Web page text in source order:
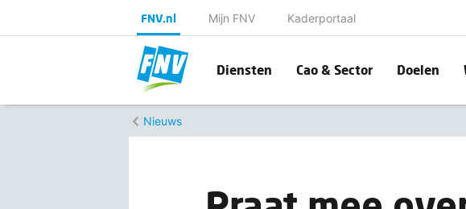
FNV.nl Mijn FNV Kaderportaal
Diensten Cao & Sector Doelen
Nieuws